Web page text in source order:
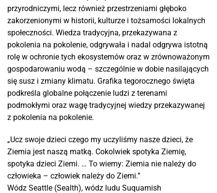
przyrodniczymi, lecz również przestrzeniami głęboko
zakorzenionymi w historii, kulturze i tożsamości lokalnych
społeczności. Wiedza tradycyjna, przekazywana z
pokolenia na pokolenie, odgrywała i nadal odgrywa istotną
rolę w ochronie tych ekosystemów oraz w zrównoważonym
gospodarowaniu wodą – szczególnie w dobie nasilających
się susz i zmiany klimatu. Grafika tegorocznego święta
podkreśla globalne połączenie ludzi z terenami
podmokłymi oraz wagę tradycyjnej wiedzy przekazywanej
z pokolenia na pokolenie.
„Ucz swoje dzieci czego my uczyliśmy nasze dzieci, że
Ziemia jest naszą matką. Cokolwiek spotyka Ziemię,
spotyka dzieci Ziemi. … To wiemy: Ziemia nie należy do
człowieka – człowiek należy do Ziemi.”
Wódz Seattle (Sealth), wódz ludu Suquamish